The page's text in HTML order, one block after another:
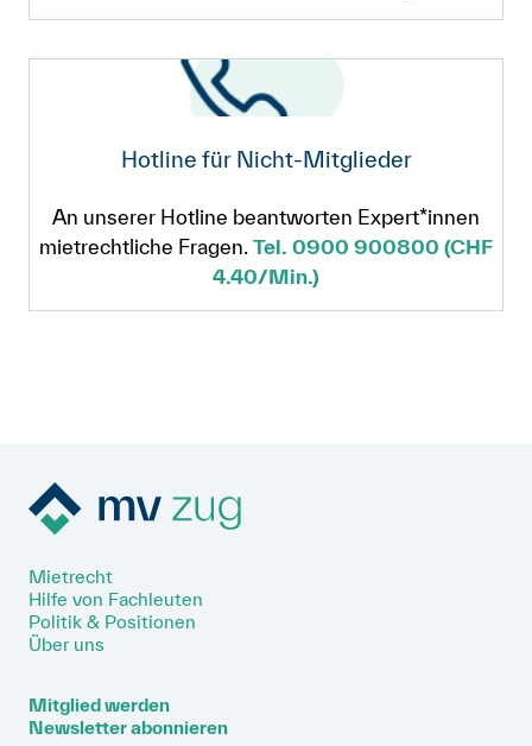
Hotline für Nicht-Mitglieder
An unserer Hotline beantworten Expert*innen
mietrechtliche Fragen. Tel. 0900 900800 (CHF
4.40/Min.)
Mietrecht
Hilfe von Fachleuten
Politik & Positionen
Über uns
Mitglied werden
Newsletter abonnieren